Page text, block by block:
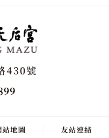
430號
站地圖 友站連結